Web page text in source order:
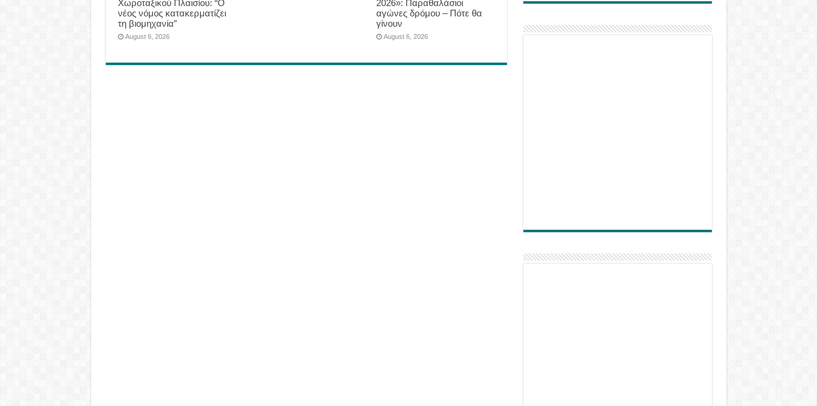
Χωροταξικού Πλαισίου: “Ο
νέος νόμος κατακερματίζει
τη βιομηχανία”
August 6, 2026
2026»: Παραθαλάσιοι
αγώνες δρόμου – Πότε θα
γίνουν
August 6, 2026